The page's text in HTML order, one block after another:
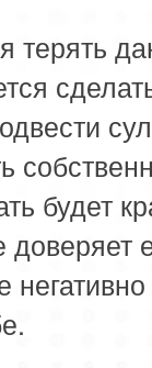
терять
будет
доверяет